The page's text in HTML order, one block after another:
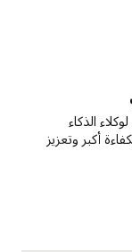
الذكاء
أكبر وتعزيز